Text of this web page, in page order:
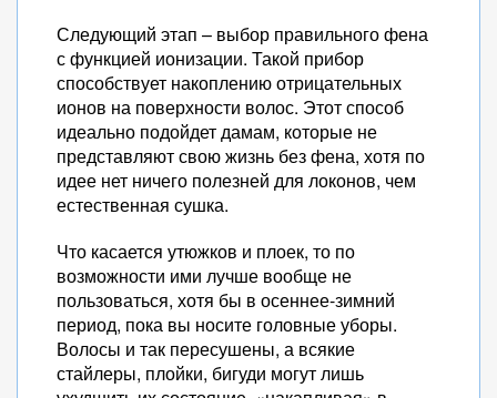
Следующий этап – выбор правильного фена
с функцией ионизации. Такой прибор
способствует накоплению отрицательных
ионов на поверхности волос. Этот способ
идеально подойдет дамам, которые не
представляют свою жизнь без фена, хотя по
идее нет ничего полезней для локонов, чем
естественная сушка.
Что касается утюжков и плоек, то по
возможности ими лучше вообще не
пользоваться, хотя бы в осеннее-зимний
период, пока вы носите головные уборы.
Волосы и так пересушены, а всякие
стайлеры, плойки, бигуди могут лишь